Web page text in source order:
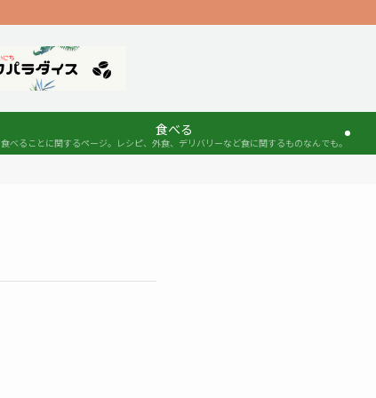
食べる
食べることに関するページ。レシピ、外食、デリバリーなど食に関するものなんでも。